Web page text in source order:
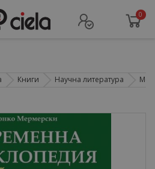
0
Книги Научна литература